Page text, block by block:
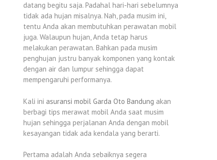
datang begitu saja. Padahal hari-hari sebelumnya
tidak ada hujan misalnya. Nah, pada musim ini,
tentu Anda akan membutuhkan perawatan mobil
juga. Walaupun hujan, Anda tetap harus
melakukan perawatan. Bahkan pada musim
penghujan justru banyak komponen yang kontak
dengan air dan lumpur sehingga dapat
mempengaruhi performanya.
Kali ini asuransi mobil Garda Oto Bandung akan
berbagi tips merawat mobil Anda saat musim
hujan sehingga perjalanan Anda dengan mobil
kesayangan tidak ada kendala yang berarti.
Pertama adalah Anda sebaiknya segera